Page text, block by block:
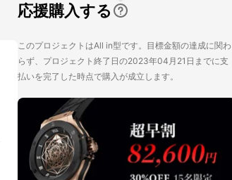
応援購入する
このプロジェクトはAll in型です。目標金額の達成に関わ
らず、プロジェクト終了日の2023年04月21日までに支
払いを完了した時点で購入が成立します。